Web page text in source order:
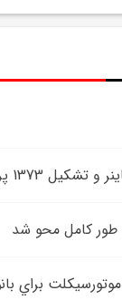
طور کامل محو شد
براي